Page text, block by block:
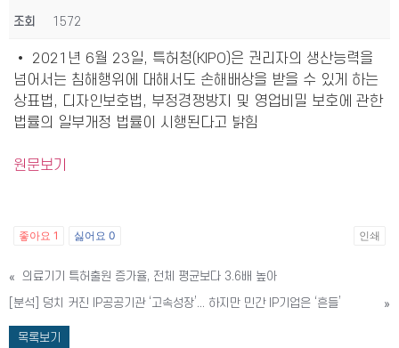
조회 1572
• 2021년 6월 23일, 특허청(KIPO)은 권리자의 생산능력을
넘어서는 침해행위에 대해서도 손해배상을 받을 수 있게 하는
상표법, 디자인보호법, 부정경쟁방지 및 영업비밀 보호에 관한
법률의 일부개정 법률이 시행된다고 밝힘
원문보기
좋아요 1 싫어요 0 인쇄
«
의료기기 특허출원 증가율, 전체 평균보다 3.6배 높아
[분석] 덩치 커진 IP공공기관 ‘고속성장’... 하지만 민간 IP기업은 ‘흔들’
»
목록보기